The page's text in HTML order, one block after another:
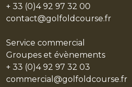
HOME
LES
PARCOURS
LE CENTRE DE
+ 33 (0)4 92 97 32 00
contact@golfoldcourse.fr
Service commercial
Groupes et évènements
+ 33 (0)4 92 97 32 03
commercial@golfoldcourse.fr